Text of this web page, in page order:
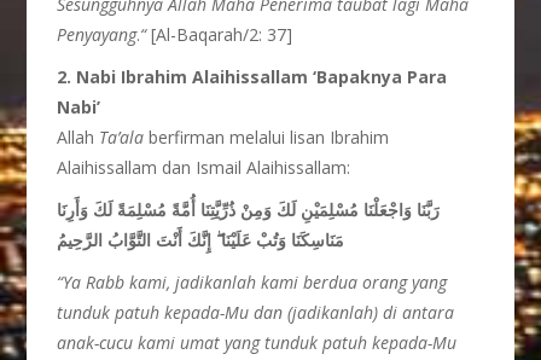
Penyayang.“[Al-Baqarah/2: 37]
2. Nabi Ibrahim Alaihissallam ‘Bapaknya Para
Nabi’
Allah Ta’alaberfirman melalui lisan Ibrahim
Alaihissallam dan Ismail Alaihissallam:
رَبَّنَا وَاجْعَلْنَا مُسْلِمَيْنِ لَكَ وَمِنْ ذُرِّيَّتِنَا أُمَّةً مُسْلِمَةً لَكَ وَأَرِنَا
مَنَاسِكَنَا وَتُبْ عَلَيْنَاۖ إِنَّكَ أَنْتَ التَّوَّابُ الرَّحِيمُ
“Ya Rabb kami, jadikanlah kami berdua orang yang
tunduk patuh kepada-Mu dan (jadikanlah) di antara
anak-cucu kami umat yang tunduk patuh kepada-Mu